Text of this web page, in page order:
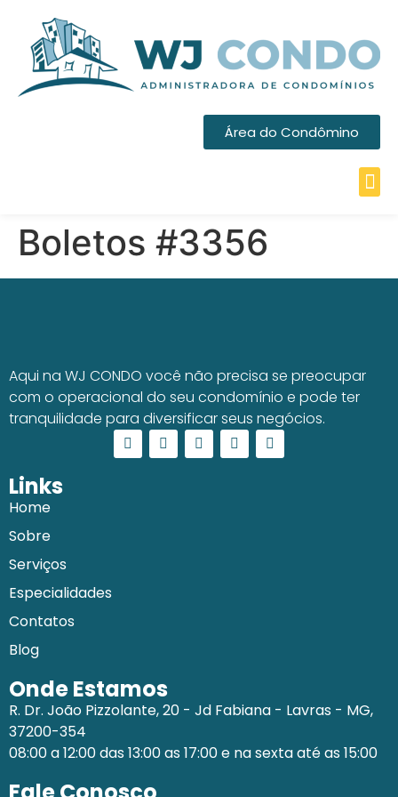
Área do Condômino
Boletos #3356
Aqui na WJ CONDO você não precisa se preocupar
com o operacional do seu condomínio e pode ter
tranquilidade para diversificar seus negócios.
Links
Home
Sobre
Serviços
Especialidades
Contatos
Blog
Onde Estamos
R. Dr. João Pizzolante, 20 - Jd Fabiana - Lavras - MG,
37200-354
08:00 a 12:00 das 13:00 as 17:00 e na sexta até as 15:00